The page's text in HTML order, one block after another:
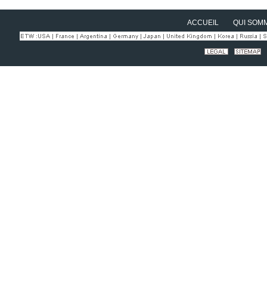
ACCUEIL QUI